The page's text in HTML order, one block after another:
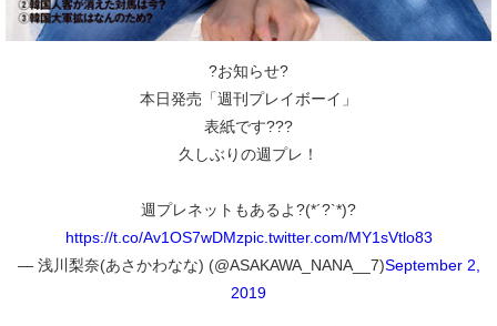
?お知らせ?
本日発売「週刊プレイボーイ」
表紙です???
久しぶりの週プレ！
週プレネットもあるよ?(*´?`*)?
https://t.co/Av1OS7wDMzpic.twitter.com/MY1sVtlo83
— 浅川梨奈(あさかわなな) (@ASAKAWA_NANA__7)September 2,
2019